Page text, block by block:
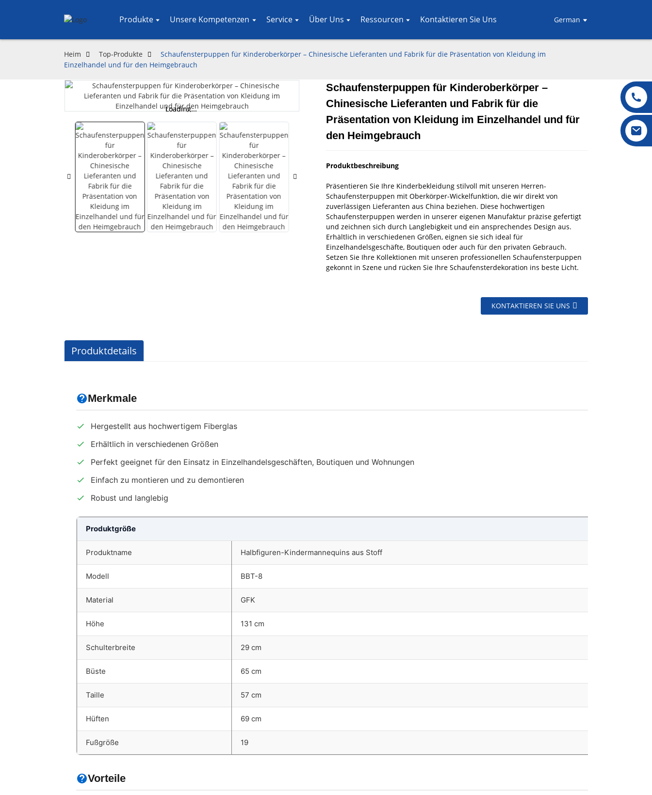
Produkte Unsere Kompetenzen Service Über Uns Ressourcen Kontaktieren Sie Uns German
Heim Top-Produkte
Schaufensterpuppen für Kinderoberkörper – Chinesische Lieferanten und Fabrik für die Präsentation von Kleidung im
Einzelhandel und für den Heimgebrauch
Loading...
Loading... Loading...
Loading...
Schaufensterpuppen für Kinderoberkörper –
Chinesische Lieferanten und Fabrik für die
Präsentation von Kleidung im Einzelhandel und für
den Heimgebrauch
Produktbeschreibung
Präsentieren Sie Ihre Kinderbekleidung stilvoll mit unseren Herren-
Schaufensterpuppen mit Oberkörper-Wickelfunktion, die wir direkt von
zuverlässigen Lieferanten aus China beziehen. Diese hochwertigen
Schaufensterpuppen werden in unserer eigenen Manufaktur präzise gefertigt
und zeichnen sich durch Langlebigkeit und ein ansprechendes Design aus.
Erhältlich in verschiedenen Größen, eignen sie sich ideal für
Einzelhandelsgeschäfte, Boutiquen oder auch für den privaten Gebrauch.
Setzen Sie Ihre Kollektionen mit unseren professionellen Schaufensterpuppen
gekonnt in Szene und rücken Sie Ihre Schaufensterdekoration ins beste Licht.
KONTAKTIEREN SIE UNS
Produktdetails
Merkmale
Hergestellt aus hochwertigem Fiberglas
Erhältlich in verschiedenen Größen
Perfekt geeignet für den Einsatz in Einzelhandelsgeschäften, Boutiquen und Wohnungen
Einfach zu montieren und zu demontieren
Robust und langlebig
Produktgröße
Produktname Halbfiguren-Kindermannequins aus Stoff
Modell BBT-8
Material GFK
Höhe 131 cm
Schulterbreite 29 cm
Büste 65 cm
Taille 57 cm
Hüften 69 cm
Fußgröße 19
Vorteile